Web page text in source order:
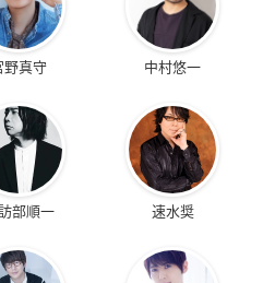
野真守 中村悠一
部順一 速水奨